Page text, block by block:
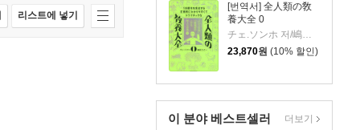
[번역서] 全人類の敎
養大全 0
チェ.ソンホ 저/嶋田ことこ 역
23,870원 (10% 할인)
이 분야 베스트셀러 더보기
리스트에 넣기